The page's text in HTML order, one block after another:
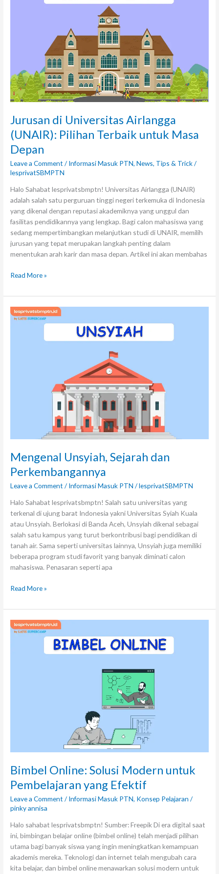
Jurusan di Universitas Airlangga
(UNAIR): Pilihan Terbaik untuk Masa
Depan
Leave a Comment / Informasi Masuk PTN,News, Tips & Trick/
lesprivatSBMPTN
Halo Sahabat lesprivatsbmptn! Universitas Airlangga (UNAIR)
adalah salah satu perguruan tinggi negeri terkemuka di Indonesia
yang dikenal dengan reputasi akademiknya yang unggul dan
fasilitas pendidikannya yang lengkap. Bagi calon mahasiswa yang
sedang mempertimbangkan melanjutkan studi di UNAIR, memilih
jurusan yang tepat merupakan langkah penting dalam
menentukan arah karir dan masa depan. Artikel ini akan membahas
Depan
Read More »
Mengenal Unsyiah, Sejarah dan
Perkembangannya
Leave a Comment / Informasi Masuk PTN /lesprivatSBMPTN
Halo Sahabat lesprivatsbmptn! Salah satu universitas yang
terkenal di ujung barat Indonesia yakni Universitas Syiah Kuala
atau Unsyiah. Berlokasi di Banda Aceh, Unsyiah dikenal sebagai
salah satu kampus yang turut berkontribusi bagi pendidikan di
tanah air. Sama seperti universitas lainnya, Unsyiah juga memiliki
beberapa program studi favorit yang banyak diminati calon
mahasiswa. Penasaran seperti apa
Mengenal
Unsyiah,
Read More »
Bimbel Online: Solusi Modern untuk
Pembelajaran yang Efektif
Leave a Comment / Informasi Masuk PTN, Konsep Pelajaran /
pinky annisa
Halo sahabat lesprivatsbmptn! Sumber: Freepik Di era digital saat
ini, bimbingan belajar online (bimbel online) telah menjadi pilihan
utama bagi banyak siswa yang ingin meningkatkan kemampuan
akademis mereka. Teknologi dan internet telah mengubah cara
kita belajar, dan bimbel online menawarkan solusi modern untuk
Bimbel
Online: